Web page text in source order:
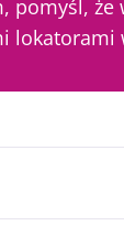
pomyśl, że
lokatorami
przysmaki
wspólną
Dowiedz